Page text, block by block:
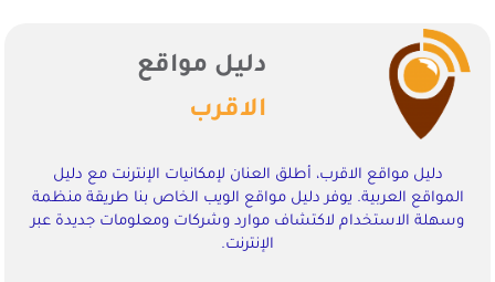
دليل مواقع
الاقرب
دليل مواقع الاقرب، أطلق العنان لإمكانيات الإنترنت مع دليل
المواقع العربية. يوفر دليل مواقع الويب الخاص بنا طريقة منظمة
وسهلة الاستخدام لاكتشاف موارد وشركات ومعلومات جديدة عبر
الإنترنت.